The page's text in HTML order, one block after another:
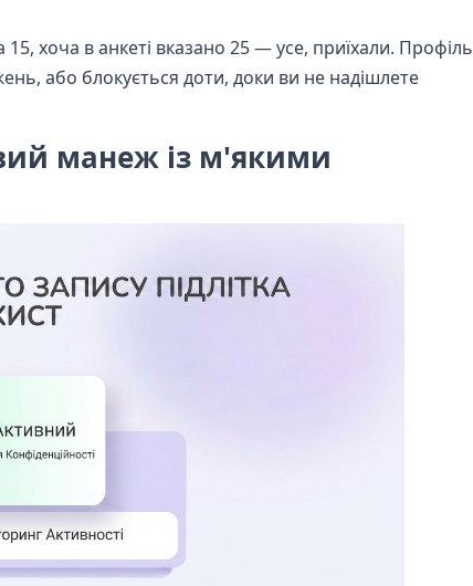
хоча в анкеті вказано 25 — усе, приїхали. Профіль
або блокується доти, доки ви не надішлете
манеж із м'якими